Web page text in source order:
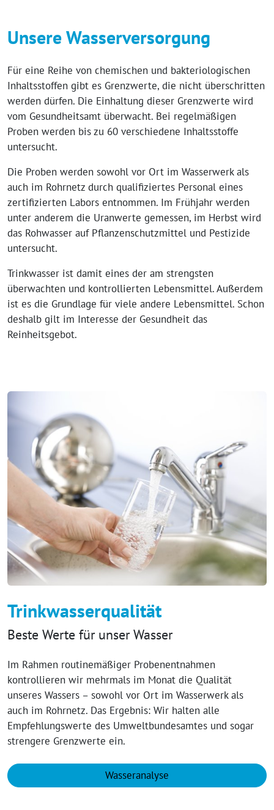
Unsere Wasserversorgung
Für eine Reihe von chemischen und bakteriologischen
Inhaltsstoffen gibt es Grenzwerte, die nicht überschritten
werden dürfen. Die Einhaltung dieser Grenzwerte wird
vom Gesundheitsamt überwacht. Bei regelmäßigen
Proben werden bis zu 60 verschiedene Inhaltsstoffe
untersucht.
Die Proben werden sowohl vor Ort im Wasserwerk als
auch im Rohrnetz durch qualifiziertes Personal eines
zertifizierten Labors entnommen. Im Frühjahr werden
unter anderem die Uranwerte gemessen, im Herbst wird
das Rohwasser auf Pflanzenschutzmittel und Pestizide
untersucht.
Trinkwasser ist damit eines der am strengsten
überwachten und kontrollierten Lebensmittel. Außerdem
ist es die Grundlage für viele andere Lebensmittel. Schon
deshalb gilt im Interesse der Gesundheit das
Reinheitsgebot.
Trinkwasserqualität
Beste Werte für unser Wasser
Im Rahmen routinemäßiger Probenentnahmen
kontrollieren wir mehrmals im Monat die Qualität
unseres Wassers – sowohl vor Ort im Wasserwerk als
auch im Rohrnetz. Das Ergebnis: Wir halten alle
Empfehlungswerte des Umweltbundesamtes und sogar
strengere Grenzwerte ein.
Wasseranalyse